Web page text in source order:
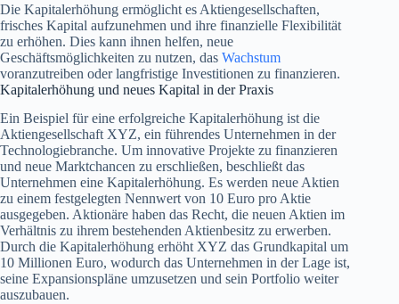
Die Kapitalerhöhung ermöglicht es Aktiengesellschaften,
frisches Kapital aufzunehmen und ihre finanzielle Flexibilität
zu erhöhen. Dies kann ihnen helfen, neue
Geschäftsmöglichkeiten zu nutzen, das Wachstum
voranzutreiben oder langfristige Investitionen zu finanzieren.
Kapitalerhöhung und neues Kapital in der Praxis
Ein Beispiel für eine erfolgreiche Kapitalerhöhung ist die
Aktiengesellschaft XYZ, ein führendes Unternehmen in der
Technologiebranche. Um innovative Projekte zu finanzieren
und neue Marktchancen zu erschließen, beschließt das
Unternehmen eine Kapitalerhöhung. Es werden neue Aktien
zu einem festgelegten Nennwert von 10 Euro pro Aktie
ausgegeben. Aktionäre haben das Recht, die neuen Aktien im
Verhältnis zu ihrem bestehenden Aktienbesitz zu erwerben.
Durch die Kapitalerhöhung erhöht XYZ das Grundkapital um
10 Millionen Euro, wodurch das Unternehmen in der Lage ist,
seine Expansionspläne umzusetzen und sein Portfolio weiter
auszubauen.